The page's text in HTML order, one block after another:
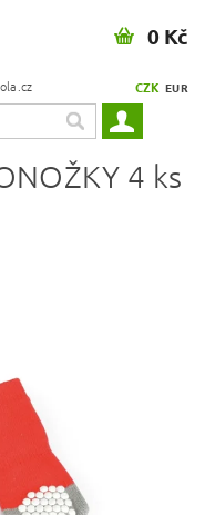
CZK EUR
0 Kč
4 ks